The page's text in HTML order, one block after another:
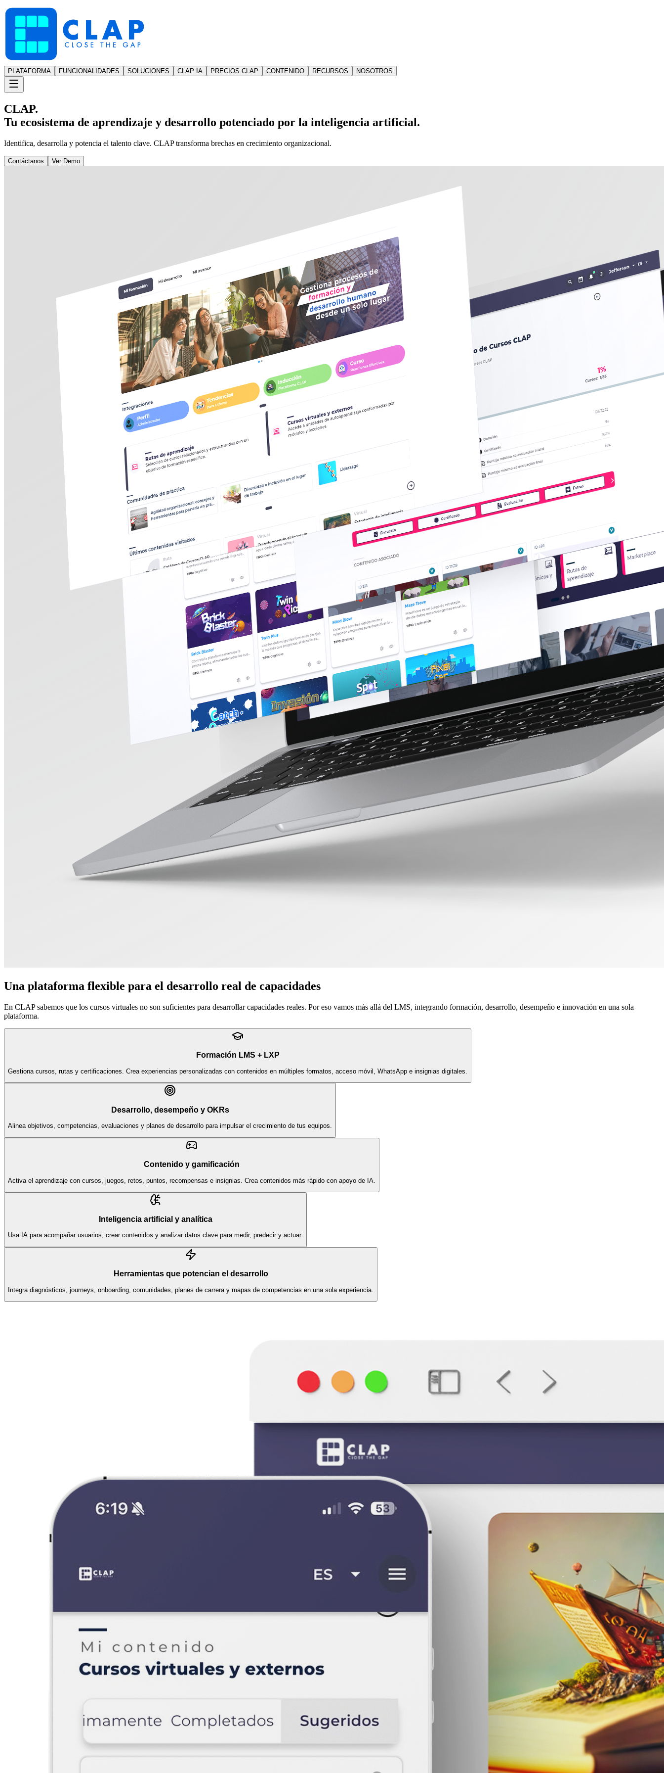
PLATAFORMA FUNCIONALIDADES SOLUCIONES CLAP IA PRECIOS CLAP CONTENIDO RECURSOS NOSOTROS
CLAP.
Tu ecosistema de aprendizaje y desarrollo potenciado por la inteligencia artificial.
Identifica, desarrolla y potencia el talento clave. CLAP transforma brechas en crecimiento organizacional.
Contáctanos Ver Demo
Una plataforma flexible para el desarrollo real de capacidades
En CLAP sabemos que los cursos virtuales no son suficientes para desarrollar capacidades reales. Por eso vamos más allá del LMS, integrando formación, desarrollo, desempeño e innovación en una sola
plataforma.
Formación LMS + LXP
Gestiona cursos, rutas y certificaciones. Crea experiencias personalizadas con contenidos en múltiples formatos, acceso móvil, WhatsApp e insignias digitales.
Desarrollo, desempeño y OKRs
Alinea objetivos, competencias, evaluaciones y planes de desarrollo para impulsar el crecimiento de tus equipos.
Contenido y gamificación
Activa el aprendizaje con cursos, juegos, retos, puntos, recompensas e insignias. Crea contenidos más rápido con apoyo de IA.
Inteligencia artificial y analítica
Usa IA para acompañar usuarios, crear contenidos y analizar datos clave para medir, predecir y actuar.
Herramientas que potencian el desarrollo
Integra diagnósticos, journeys, onboarding, comunidades, planes de carrera y mapas de competencias en una sola experiencia.